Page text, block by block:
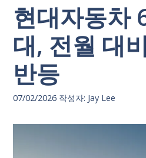
현대자동차
대, 전월 대
반등
07/02/2026 작성자: Jay Lee